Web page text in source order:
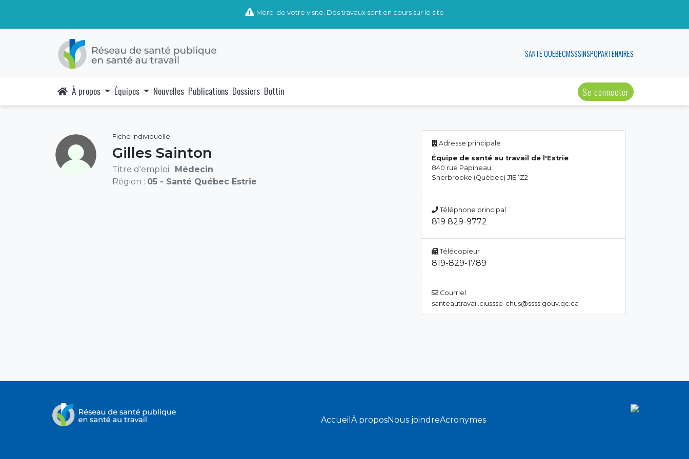
Merci de votre visite. Des travaux sont en cours sur le site
SANTÉ QUÉBECMSSSINSPQPARTENAIRES
À propos Équipes Nouvelles Publications Dossiers Bottin Se connecter
Fiche individuelle
Gilles Sainton
Titre d'emploi : Médecin
Région : 05 - Santé Québec Estrie
Adresse principale
Équipe de santé au travail de l'Estrie
840 rue Papineau
Sherbrooke (Québec) J1E 1Z2
Téléphone principal
819 829-9772
Télécopieur
819-829-1789
Courriel
santeautravail.ciussse-chus@ssss.gouv.qc.ca
Accueil À proposNous joindreAcronymes